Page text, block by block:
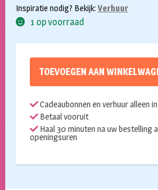
Inspiratie nodig? Bekijk: Verhuur
1 op voorraad
TOEVOEGEN AAN
Cadeaubonnen en verhuur alleen
Betaal vooruit
Haal 30 minuten na uw bestelling
openingsuren